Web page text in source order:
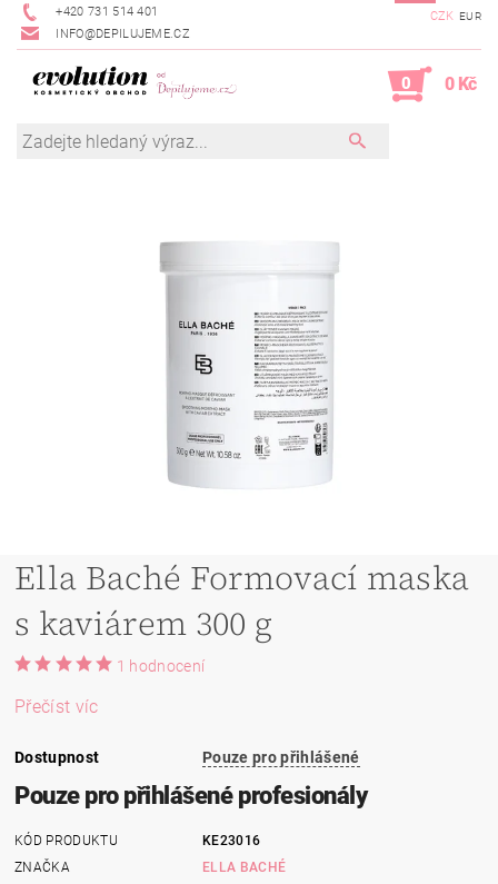
+420 731 514 401
INFO@DEPILUJEME.CZ
CZK EUR
0 0 Kč
Ella Baché Formovací maska
s kaviárem 300 g
1 hodnocení
Přečíst víc
Dostupnost Pouze pro přihlášené
Pouze pro přihlášené profesionály
KÓD PRODUKTU
KE23016
ZNAČKA
ELLA BACHÉ